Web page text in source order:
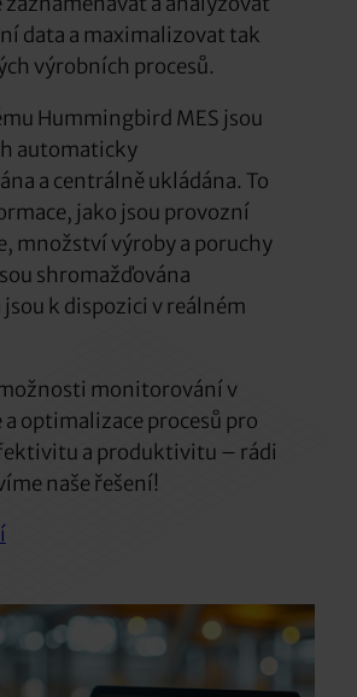
data a maximalizovat tak
výrobních procesů.
Hummingbird MES jsou
automaticky
a centrálně ukládána. To
jako jsou provozní
množství výroby a poruchy
shromažďována
k dispozici v reálném
monitorování v
a optimalizace procesů pro
a produktivitu – rádi
naše řešení!